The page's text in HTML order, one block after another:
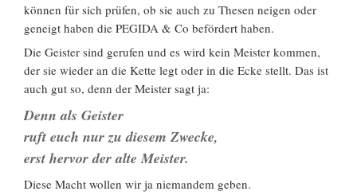
können für sich prüfen, ob sie auch zu Thesen neigen oder
geneigt haben die PEGIDA & Co befördert haben.
Die Geister sind gerufen und es wird kein Meister kommen,
der sie wieder an die Kette legt oder in die Ecke stellt. Das ist
auch gut so, denn der Meister sagt ja:
Denn als Geister
ruft euch nur zu diesem Zwecke,
erst hervor der alte Meister.
Diese Macht wollen wir ja niemandem geben.